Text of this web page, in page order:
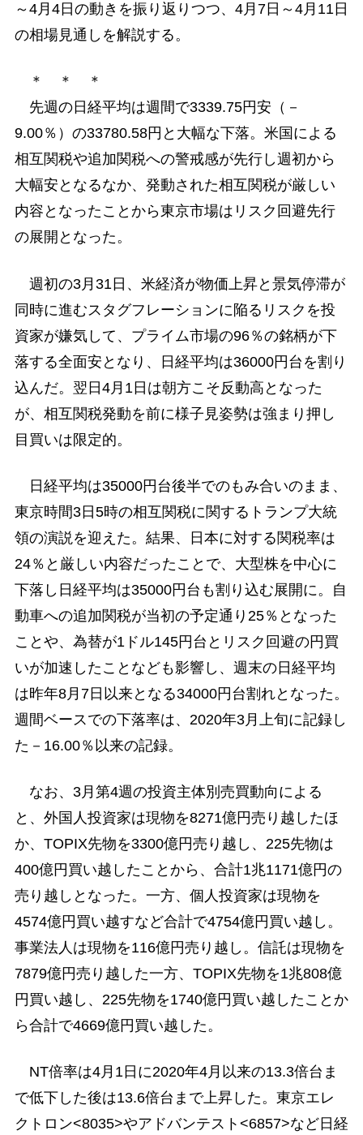
～4月4日の動きを振り返りつつ、4月7日～4月11日
の相場見通しを解説する。
＊ ＊ ＊
先週の日経平均は週間で3339.75円安（－
9.00％）の33780.58円と大幅な下落。米国による
相互関税や追加関税への警戒感が先行し週初から
大幅安となるなか、発動された相互関税が厳しい
内容となったことから東京市場はリスク回避先行
の展開となった。
週初の3月31日、米経済が物価上昇と景気停滞が
同時に進むスタグフレーションに陥るリスクを投
資家が嫌気して、プライム市場の96％の銘柄が下
落する全面安となり、日経平均は36000円台を割り
込んだ。翌日4月1日は朝方こそ反動高となった
が、相互関税発動を前に様子見姿勢は強まり押し
目買いは限定的。
日経平均は35000円台後半でのもみ合いのまま、
東京時間3日5時の相互関税に関するトランプ大統
領の演説を迎えた。結果、日本に対する関税率は
24％と厳しい内容だったことで、大型株を中心に
下落し日経平均は35000円台も割り込む展開に。自
動車への追加関税が当初の予定通り25％となった
ことや、為替が1ドル145円台とリスク回避の円買
いが加速したことなども影響し、週末の日経平均
は昨年8月7日以来となる34000円台割れとなった。
週間ベースでの下落率は、2020年3月上旬に記録し
た－16.00％以来の記録。
なお、3月第4週の投資主体別売買動向による
と、外国人投資家は現物を8271億円売り越したほ
か、TOPIX先物を3300億円売り越し、225先物は
400億円買い越したことから、合計1兆1171億円の
売り越しとなった。一方、個人投資家は現物を
4574億円買い越すなど合計で4754億円買い越し。
事業法人は現物を116億円売り越し。信託は現物を
7879億円売り越した一方、TOPIX先物を1兆808億
円買い越し、225先物を1740億円買い越したことか
ら合計で4669億円買い越した。
NT倍率は4月1日に2020年4月以来の13.3倍台ま
で低下した後は13.6倍台まで上昇した。東京エレ
クトロン<8035>やアドバンテスト<6857>など日経